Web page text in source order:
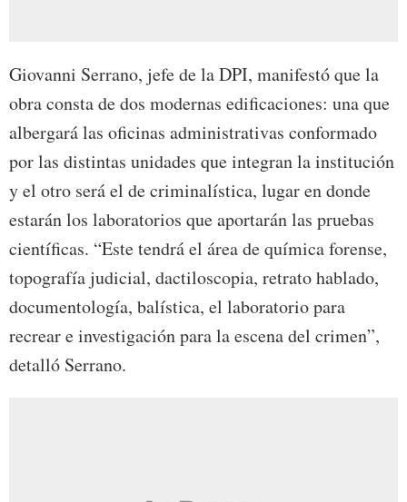
Giovanni Serrano, jefe de la DPI, manifestó que la
obra consta de dos modernas edificaciones: una que
albergará las oficinas administrativas conformado
por las distintas unidades que integran la institución
y el otro será el de criminalística, lugar en donde
estarán los laboratorios que aportarán las pruebas
científicas. “Este tendrá el área de química forense,
topografía judicial, dactiloscopia, retrato hablado,
documentología, balística, el laboratorio para
recrear e investigación para la escena del crimen”,
detalló Serrano.